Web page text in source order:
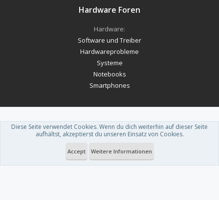
Hardware Foren
Hardware:
Software und Treiber
Hardwareprobleme
Systeme
Notebooks
Smartphones
Forum software by XenForo™-Deutsch von xenDach
Theme designed by ThemeHouse.
Diese Seite verwendet Cookies. Wenn du dich weiterhin auf dieser Seite
aufhältst, akzeptierst du unseren Einsatz von Cookies.
Accept Weitere Informationen